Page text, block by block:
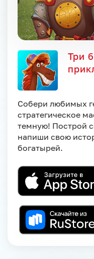
Три
Собери любимых
стратегическое
темную! Построй
напиши свою
богатырей.